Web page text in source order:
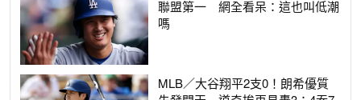
聯盟第一 網全看呆：這也叫低潮
嗎
MLB／大谷翔平2支0！朗希優質